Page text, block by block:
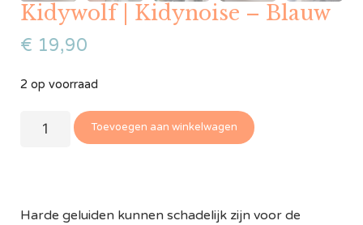
Kidywolf | Kidynoise – Blauw
€ 19,90
2 op voorraad
Toevoegen aan winkelwagen
Harde geluiden kunnen schadelijk zijn voor de